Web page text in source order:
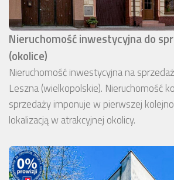
Nieruchomość inwestycyjna do
(okolice)
Nieruchomość inwestycyjna na
Leszna (wielkopolskie). Nieruchomość
sprzedaży imponuje w pierwszej
lokalizacją w atrakcyjnej okolicy.